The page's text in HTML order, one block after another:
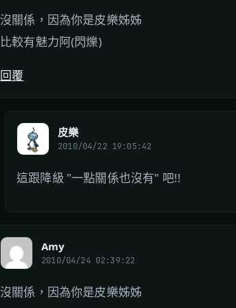
沒關係，因為你是皮樂姊姊
比較有魅力阿(閃爍)
回覆
皮樂
2010/04/22 19:05:42
這跟降級 "一點關係也沒有" 吧!!
Amy
2010/04/24 02:39:22
沒關係，因為你是皮樂姊姊